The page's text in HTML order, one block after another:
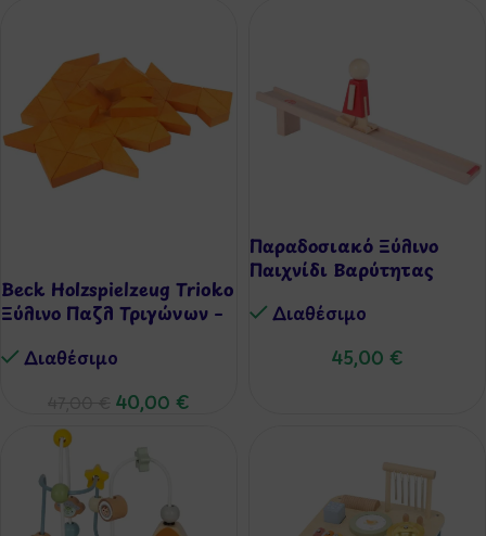
Beck Holzspielzeug Trioko
Ξύλινο Παζλ Τριγώνων –
Διαθέσιμo
40,00 €
Παραδοσιακό Ξύλινο
Παιχνίδι Βαρύτητας
Διαθέσιμo
45,00 €